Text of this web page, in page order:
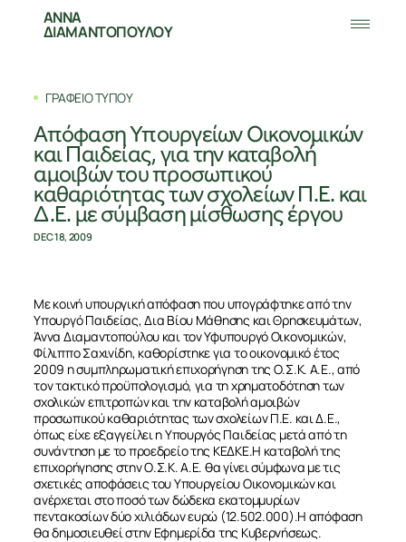
ΑΝΝΑ
ΔΙΑΜΑΝΤΟΠΟΥΛΟΥ
ΓΡΑΦΕΙΟ ΤΥΠΟΥ
Απόφαση Υπουργείων Οικονομικών
και Παιδείας, για την καταβολή
αμοιβών του προσωπικού
καθαριότητας των σχολείων Π.Ε. και
Δ.Ε. με σύμβαση μίσθωσης έργου
DEC 18, 2009
Με κοινή υπουργική απόφαση που υπογράφτηκε από την
Υπουργό Παιδείας, Δια Βίου Μάθησης και Θρησκευμάτων,
Άννα Διαμαντοπούλου και τον Υφυπουργό Οικονομικών,
Φίλιππο Σαχινίδη, καθορίστηκε για το οικονομικό έτος
2009 η συμπληρωματική επιχορήγηση της Ο.Σ.Κ. Α.Ε., από
τον τακτικό προϋπολογισμό, για τη χρηματοδότηση των
σχολικών επιτροπών και την καταβολή αμοιβών
προσωπικού καθαριότητας των σχολείων Π.Ε. και Δ.Ε.,
όπως είχε εξαγγείλει η Υπουργός Παιδείας μετά από τη
συνάντηση με το προεδρείο της ΚΕΔΚΕ.Η καταβολή της
επιχορήγησης στην Ο.Σ.Κ. Α.Ε. θα γίνει σύμφωνα με τις
σχετικές αποφάσεις του Υπουργείου Οικονομικών και
ανέρχεται στο ποσό των δώδεκα εκατομμυρίων
πεντακοσίων δύο χιλιάδων ευρώ (12.502.000).Η απόφαση
θα δημοσιευθεί στην Εφημερίδα της Κυβερνήσεως.